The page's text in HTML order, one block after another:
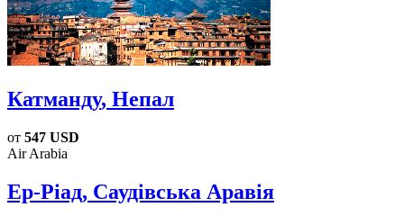
Катманду, Непал
от 547 USD
Air Arabia
Ер-Ріад, Саудівська Аравія